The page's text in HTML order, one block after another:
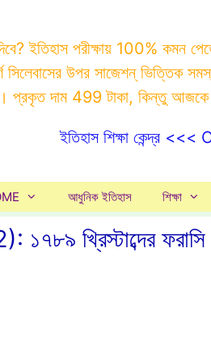
ইতিহাস পরীক্ষায় 100% কমন
সিলেবাসের উপর সাজেশন্
প্রকৃত দাম 499 টাকা, কিন্তু
ইতিহাস শিক্ষা কেন্দ্র
আধুনিক ইতিহাস শিক্ষা
খ্রিস্টাব্দের ফরাসি